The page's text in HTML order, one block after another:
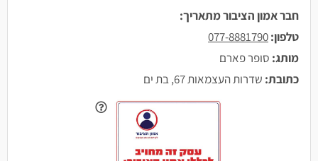
חבר אמון הציבור מתאריך:
טלפון:077-8881790
מותג: סופר פארם
כתובת: שדרות העצמאות 67, בת ים